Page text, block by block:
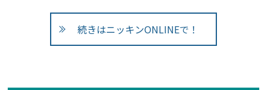
続きはニッキンONLINEで！